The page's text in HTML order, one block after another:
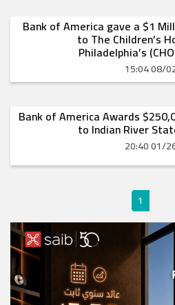
Bank of America gave a $1
to The Children’s
Philadelphia’s
Bank of America Awards
to Indian River
1